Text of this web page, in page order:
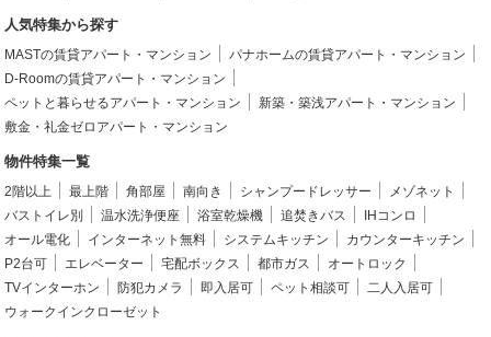
人気特集から探す
MASTの賃貸アパート・マンション
パナホームの賃貸アパート・マンション
D-Roomの賃貸アパート・マンション
ペットと暮らせるアパート・マンション
新築・築浅アパート・マンション
敷金・礼金ゼロアパート・マンション
物件特集一覧
2階以上 最上階 角部屋 南向き シャンプードレッサー
メゾネット
バストイレ別
温水洗浄便座 浴室乾燥機 追焚きバス
IHコンロ
オール電化
インターネット無料 システムキッチン
カウンターキッチン
P2台可
エレベーター 宅配ボックス 都市ガス
オートロック
TVインターホン
防犯カメラ 即入居可 ペット相談可
二人入居可
ウォークインクローゼット